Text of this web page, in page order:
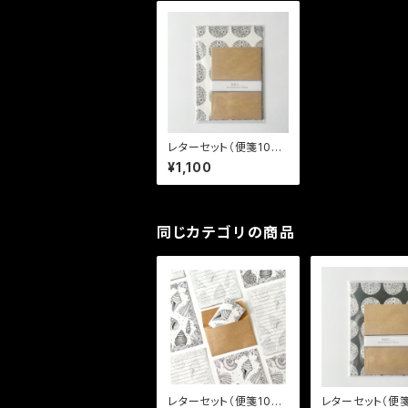
レターセット（便箋10
枚、封筒5枚）「Dot WH
ITE」
¥1,100
同じカテゴリの商品
レターセット（便箋10 レターセット（便